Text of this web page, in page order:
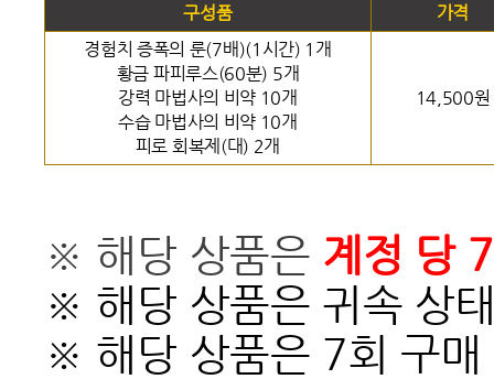
구성품
가격
경험치 증폭의 룬(7배)(1시간) 1개
황금 파피루스(60분) 5개
강력 마법사의 비약 10개
수습 마법사의 비약 10개
피로 회복제(대) 2개
14,500원
※ 해당 상품은 계정 당
※ 해당 상품은 귀속 상
※ 해당 상품은 7회 구매